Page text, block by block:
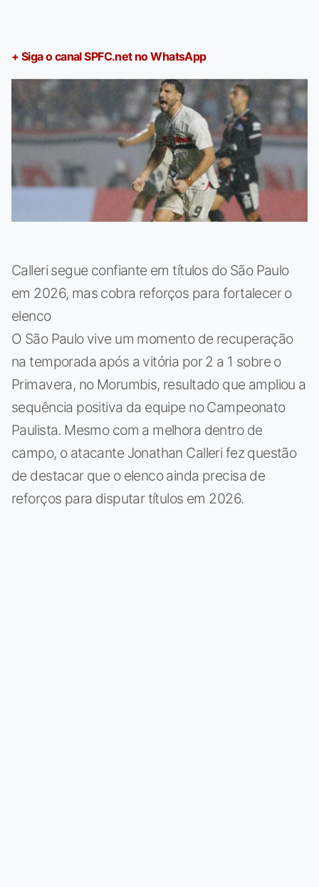
+ Siga o canal SPFC.net no WhatsApp
Calleri segue confiante em títulos do São Paulo
em 2026, mas cobra reforços para fortalecer o
elenco
O São Paulo vive um momento de recuperação
na temporada após a vitória por 2 a 1 sobre o
Primavera, no Morumbis, resultado que ampliou a
sequência positiva da equipe no Campeonato
Paulista. Mesmo com a melhora dentro de
campo, o atacante Jonathan Calleri fez questão
de destacar que o elenco ainda precisa de
reforços para disputar títulos em 2026.